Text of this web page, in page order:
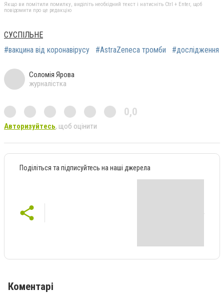
Якщо ви помітили помилку, виділіть необхідний текст і натисніть Ctrl + Enter, щоб
повідомити про це редакцію
СУСПІЛЬНЕ
#вакцина від коронавірусу
#AstraZeneca тромби #дослідження
Соломія Ярова
журналістка
0,0
Авторизуйтесь, щоб оцінити
Поділіться та підписуйтесь на наші джерела
Коментарі